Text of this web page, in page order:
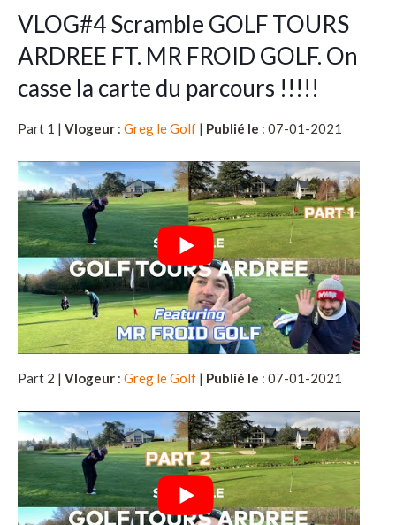
VLOG#4 Scramble GOLF TOURS
ARDREE FT. MR FROID GOLF. On
casse la carte du parcours !!!!!
Part 1 | Vlogeur : Greg le Golf | Publié le : 07-01-2021
Part 2 | Vlogeur : Greg le Golf | Publié le : 07-01-2021